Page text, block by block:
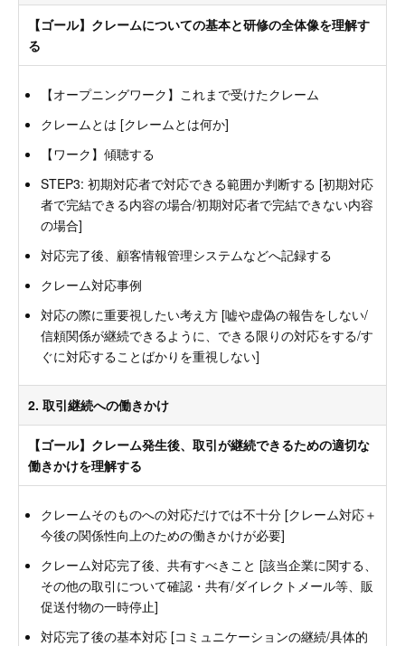
【ゴール】クレームについての基本と研修の全体像を理解す
る
【オープニングワーク】これまで受けたクレーム
クレームとは [クレームとは何か]
【ワーク】傾聴する
STEP3: 初期対応者で対応できる範囲か判断する [初期対応
者で完結できる内容の場合/初期対応者で完結できない内容
の場合]
対応完了後、顧客情報管理システムなどへ記録する
クレーム対応事例
対応の際に重要視したい考え方 [嘘や虚偽の報告をしない/
信頼関係が継続できるように、できる限りの対応をする/す
ぐに対応することばかりを重視しない]
2. 取引継続への働きかけ
【ゴール】クレーム発生後、取引が継続できるための適切な
働きかけを理解する
クレームそのものへの対応だけでは不十分 [クレーム対応＋
今後の関係性向上のための働きかけが必要]
クレーム対応完了後、共有すべきこと [該当企業に関する、
その他の取引について確認・共有/ダイレクトメール等、販
促送付物の一時停止]
対応完了後の基本対応 [コミュニケーションの継続/具体的